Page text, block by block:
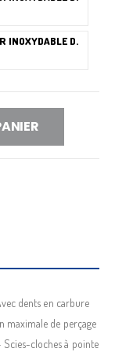
INOXYDABLE D.
dents en carbure
maximale de perçage
Scies-cloches à pointe